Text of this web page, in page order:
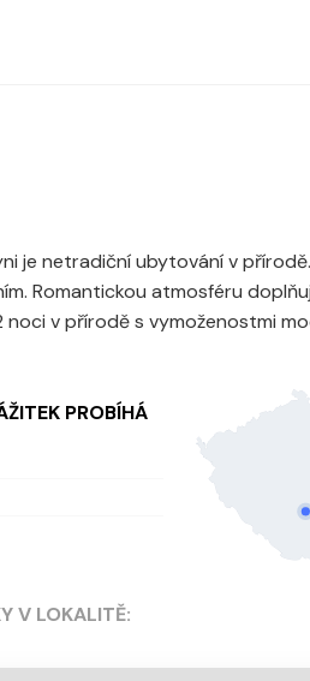
je netradiční ubytování v
Romantickou atmosféru
noci v přírodě s vymoženostmi
PROBÍHÁ
V LOKALITĚ: